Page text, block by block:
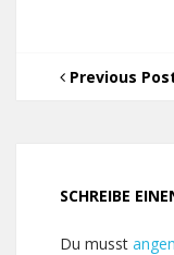
Previous
SCHREIBE
Du musst